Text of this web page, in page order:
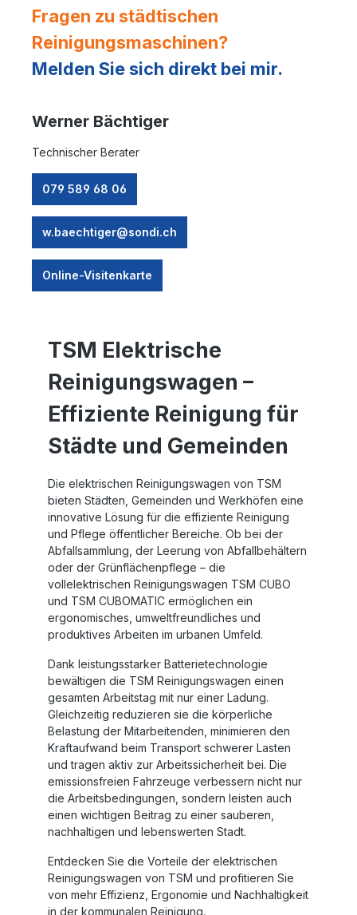
Fragen zu städtischen
Reinigungsmaschinen?
Melden Sie sich direkt bei mir.
Werner Bächtiger
Technischer Berater
079 589 68 06
w.baechtiger@sondi.ch
Online-Visitenkarte
TSM Elektrische
Reinigungswagen –
Effiziente Reinigung für
Städte und Gemeinden
Die elektrischen Reinigungswagen von TSM
bieten Städten, Gemeinden und Werkhöfen eine
innovative Lösung für die effiziente Reinigung
und Pflege öffentlicher Bereiche. Ob bei der
Abfallsammlung, der Leerung von Abfallbehältern
oder der Grünflächenpflege – die
vollelektrischen Reinigungswagen TSM CUBO
und TSM CUBOMATIC ermöglichen ein
ergonomisches, umweltfreundliches und
produktives Arbeiten im urbanen Umfeld.
Dank leistungsstarker Batterietechnologie
bewältigen die TSM Reinigungswagen einen
gesamten Arbeitstag mit nur einer Ladung.
Gleichzeitig reduzieren sie die körperliche
Belastung der Mitarbeitenden, minimieren den
Kraftaufwand beim Transport schwerer Lasten
und tragen aktiv zur Arbeitssicherheit bei. Die
emissionsfreien Fahrzeuge verbessern nicht nur
die Arbeitsbedingungen, sondern leisten auch
einen wichtigen Beitrag zu einer sauberen,
nachhaltigen und lebenswerten Stadt.
Entdecken Sie die Vorteile der elektrischen
Reinigungswagen von TSM und profitieren Sie
von mehr Effizienz, Ergonomie und Nachhaltigkeit
in der kommunalen Reinigung.